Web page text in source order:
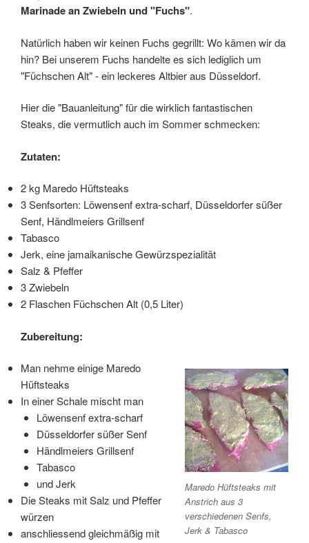
Marinadean Zwiebeln und "Fuchs".
Natürlich haben wir keinen Fuchs gegrillt: Wo kämen wir da
hin? Bei unserem Fuchs handelte es sich lediglich um
"Füchschen Alt" - ein leckeres Altbier aus Düsseldorf.
Hier die "Bauanleitung" für die wirklich fantastischen
Steaks, die vermutlich auch im Sommer schmecken:
Zutaten:
2 kg Maredo Hüftsteaks
3 Senfsorten: Löwensenf extra-scharf, Düsseldorfer süßer
Senf, Händlmeiers Grillsenf
Tabasco
Jerk, eine jamaikanische Gewürzspezialität
Salz & Pfeffer
3 Zwiebeln
2 Flaschen Füchschen Alt (0,5 Liter)
Zubereitung:
Maredo Hüftsteaks mit
Anstrich aus 3
verschiedenen Senfs,
Jerk & Tabasco
Man nehme einige Maredo
Hüftsteaks
In einer Schale mischt man
Löwensenf extra-scharf
Düsseldorfer süßer Senf
Händlmeiers Grillsenf
Tabasco
und Jerk
Die Steaks mit Salz und Pfeffer
würzen
anschliessend gleichmäßig mit